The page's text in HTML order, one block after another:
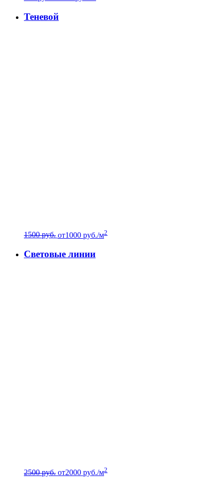
Теневой
1500 руб. от1000 руб./м2
Световые линии
2500 руб. от2000 руб./м2